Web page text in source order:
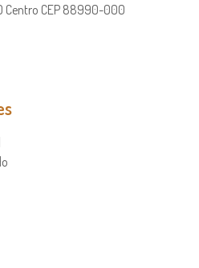
Centro CEP 88990-000